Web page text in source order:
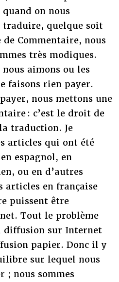
on nous
traduire, quelque soit
Commentaire, nous
très modiques.
aimons ou les
faisons rien payer.
nous mettons une
: c’est le droit de
traduction. Je
articles qui ont été
espagnol, en
ou en d’autres
articles en française
puissent être
Tout le problème
diffusion sur Internet
papier. Donc il y
sur lequel nous
; nous sommes